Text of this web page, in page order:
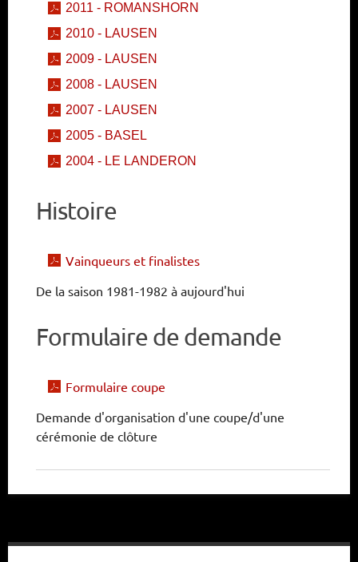
2011 - ROMANSHORN
2010 - LAUSEN
2009 - LAUSEN
2008 - LAUSEN
2007 - LAUSEN
2005 - BASEL
2004 - LE LANDERON
Histoire
Vainqueurs et finalistes
De la saison 1981-1982 à aujourd'hui
Formulaire de demande
Formulaire coupe
Demande d'organisation d'une coupe/d'une
cérémonie de clôture